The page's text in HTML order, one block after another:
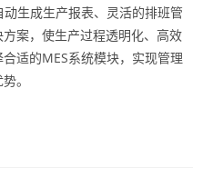
生成生产报表、灵活的排班管
案，使生产过程透明化、高效
适的MES系统模块，实现管理
。